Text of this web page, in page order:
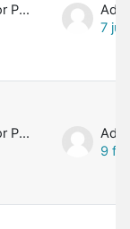
Administrador PROFMAT
7
Administrador PROFMAT
9